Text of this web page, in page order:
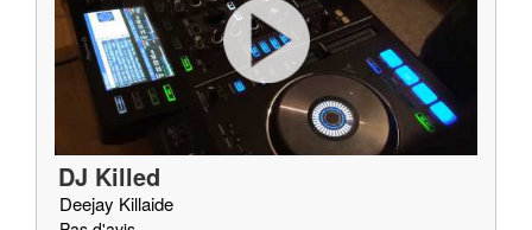
DJ Killed
Deejay Killaide